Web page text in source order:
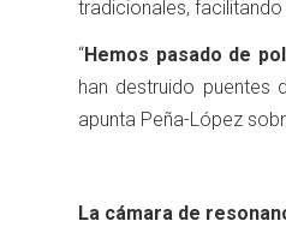
tradicionales,
“Hemos pasado de
han destruido puentes
apunta Peña-López
La cámara de